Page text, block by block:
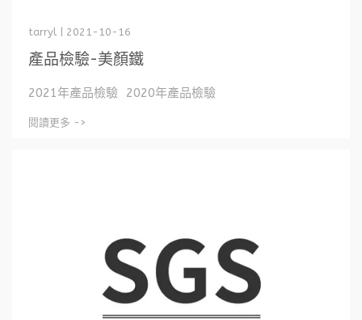
產品檢驗-美顏鐵
tarryl | 2021-10-16
2021年產品檢驗 2020年產品檢驗
閱讀更多 ->